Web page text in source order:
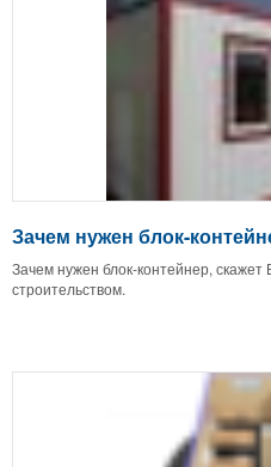
Зачем нужен блок-
Зачем нужен блок-контейнер,
строительством.